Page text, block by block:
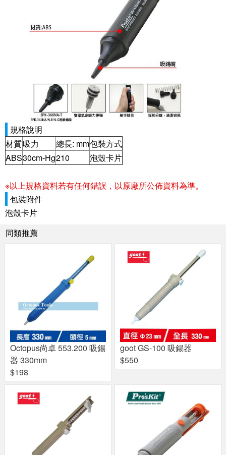
規格說明
材質吸力 總長: mm包裝方式
ABS30cm-Hg210 泡殼卡片
※以上規格資料若有任何錯誤，以原廠所公佈資料為準。
包裝附件
泡殼卡片
同類推薦
Octopus尚卓 553.200 吸錫
器 330mm
$198
goot GS-100 吸錫器
$550